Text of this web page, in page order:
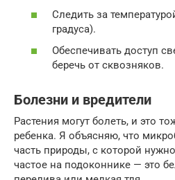
Следить за
градуса).
Обеспечивать доступ
беречь от сквозняков.
Болезни и вредители
Растения могут болеть, и это
ребенка. Я объясняю, что
часть природы, с которой
частое на подоконнике — это